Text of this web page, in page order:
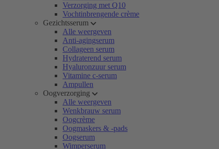
Verzorging met Q10
Vochtinbrengende crème
Gezichtsserum
Alle weergeven
Anti-agingserum
Collageen serum
Hydraterend serum
Hyaluronzuur serum
Vitamine c-serum
Ampullen
Oogverzorging
Alle weergeven
Wenkbrauw serum
Oogcrème
Oogmaskers & -pads
Oogserum
Wimperserum